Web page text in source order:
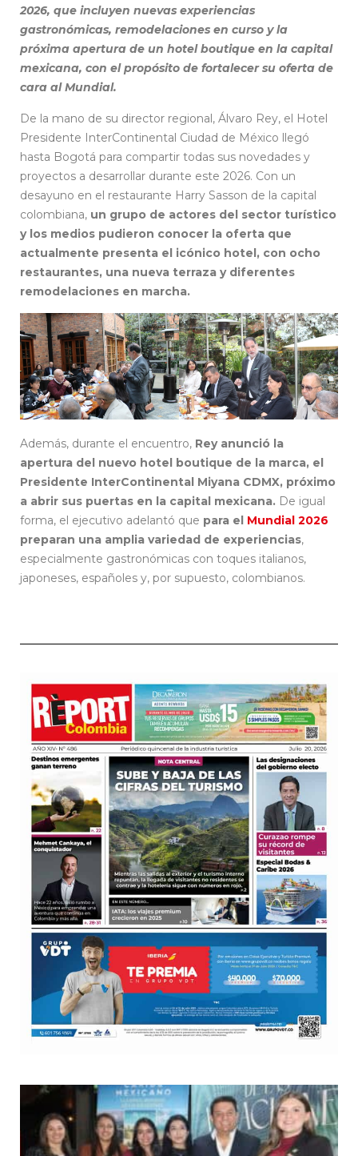
2026, que incluyen nuevas experiencias
gastronómicas, remodelaciones en curso y la
próxima apertura de un hotel boutique en la capital
mexicana, con el propósito de fortalecer su oferta de
cara al Mundial.
De la mano de su director regional, Álvaro Rey, el Hotel
Presidente InterContinental Ciudad de México llegó
hasta Bogotá para compartir todas sus novedades y
proyectos a desarrollar durante este 2026. Con un
desayuno en el restaurante Harry Sasson de la capital
colombiana, un grupo de actores del sector turístico
y los medios pudieron conocer la oferta que
actualmente presenta el icónico hotel, con ocho
restaurantes, una nueva terraza y diferentes
remodelaciones en marcha.
Además, durante el encuentro, Rey anunció la
apertura del nuevo hotel boutique de la marca, el
Presidente InterContinental Miyana CDMX, próximo
a abrir sus puertas en la capital mexicana. De igual
forma, el ejecutivo adelantó que para el Mundial 2026
preparan una amplia variedad de experiencias,
especialmente gastronómicas con toques italianos,
japoneses, españoles y, por supuesto, colombianos.